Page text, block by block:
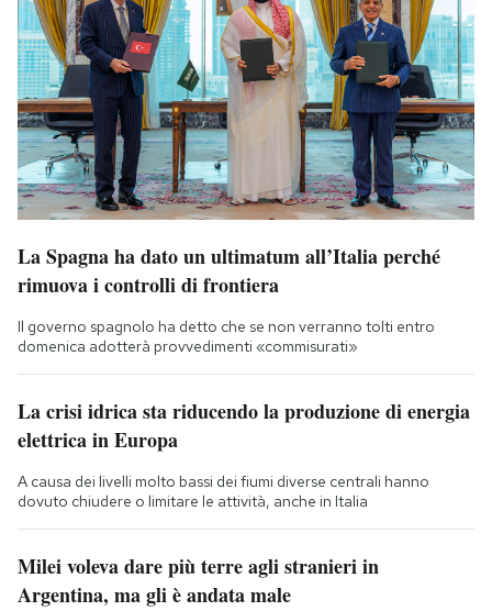
La Spagna ha dato un ultimatum all’Italia perché
rimuova i controlli di frontiera
Il governo spagnolo ha detto che se non verranno tolti entro
domenica adotterà provvedimenti «commisurati»
La crisi idrica sta riducendo la produzione di energia
elettrica in Europa
A causa dei livelli molto bassi dei fiumi diverse centrali hanno
dovuto chiudere o limitare le attività, anche in Italia
Milei voleva dare più terre agli stranieri in
Argentina, ma gli è andata male